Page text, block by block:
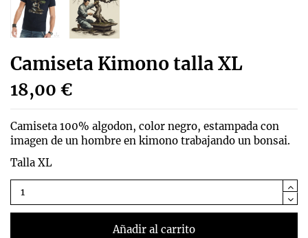
Camiseta Kimono talla XL
18,00 €
Camiseta 100% algodon, color negro, estampada con
imagen de un hombre en kimono trabajando un bonsai.
Talla XL
Añadir al carrito